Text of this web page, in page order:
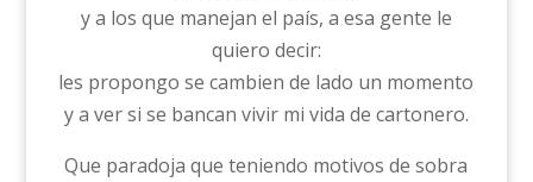
y a los que manejan el país, a esa gente le
quiero decir:
les propongo se cambien de lado un momento
y a ver si se bancan vivir mi vida de cartonero.
Que paradoja que teniendo motivos de sobra